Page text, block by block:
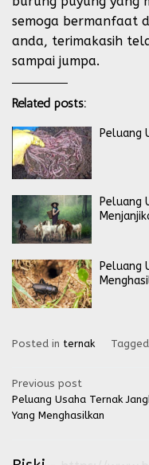
semoga bermanfaat
anda, terimakasih
sampai jumpa.
Related posts:
Peluang
Peluang
Peluang
Posted in ternak Tagged
Post
navigation
Previous post
Peluang Usaha Ternak
Yang Menghasilkan